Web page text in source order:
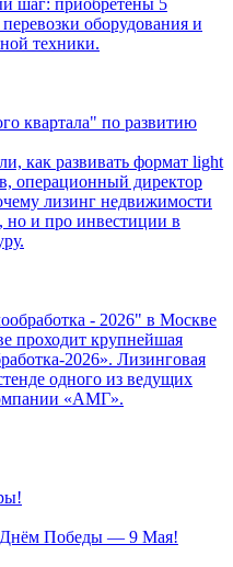
оборудования и
техники.
квартала" по развитию
как развивать формат light
операционный директор
лизинг недвижимости
но и про инвестиции в
- 2026" в Москве
проходит крупнейшая
Лизинговая
одного из ведущих
«АМГ».
Днём Победы — 9 Мая!